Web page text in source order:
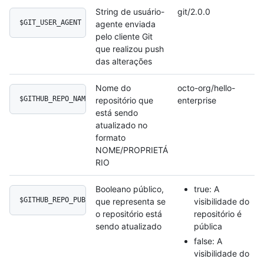
$GIT_USER_AGENT
String de usuário-
agente enviada
pelo cliente Git
que realizou push
das alterações
git/2.0.0
$GITHUB_REPO_NAME
Nome do
repositório que
está sendo
atualizado no
formato
NOME/PROPRIETÁ
RIO
octo-org/hello-
enterprise
$GITHUB_REPO_PUBLIC
Booleano público,
que representa se
o repositório está
sendo atualizado
true: A
visibilidade do
repositório é
pública
false: A
visibilidade do